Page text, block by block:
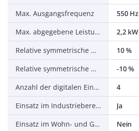
Max. Ausgangsfrequenz
550 Hz
Max. abgegebene Leistung bei linearer Belastung bei Bemessungsausgangsspannung
2,2 kW
Relative symmetrische Netzfrequenztoleranz
10 %
Relative symmetrische Netzspannungstoleranz
-10 %
Anzahl der digitalen Eingänge
4
Einsatz im Industriebereich zulässig
Ja
Einsatz im Wohn- und Gewerbebereich zulässig
Nein